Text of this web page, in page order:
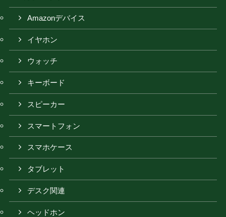
Amazonデバイス
イヤホン
ウォッチ
キーボード
スピーカー
スマートフォン
スマホケース
タブレット
デスク関連
ヘッドホン